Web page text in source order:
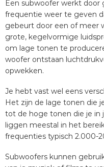
Een subwoofer werkt
frequentie weer te geven
gebeurt door een of meer
grote, kegelvormige
om lage tonen te
woofer ontstaan
opwekken.
Je hebt vast wel eens
Het zijn de lage tonen die
tot de hoge tonen die je in
liggen meestal in het
frequenties typisch 2.000-
Subwoofers kunnen